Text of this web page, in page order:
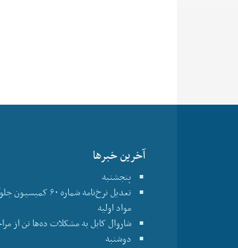
آخرین خبرها
پنجشنبه
تعدیل نرخ‌نامه
مواد اولیه
شاروال کابل به مشکلات ده‌ها تن از
دوشنبه